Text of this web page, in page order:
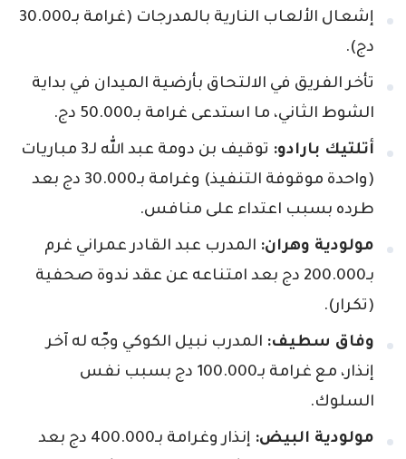
إشعال الألعاب النارية بالمدرجات (غرامة بـ30.000
دج).
تأخر الفريق في الالتحاق بأرضية الميدان في بداية
الشوط الثاني، ما استدعى غرامة بـ50.000 دج.
أتلتيك بارادو:
توقيف بن دومة عبد الله لـ3 مباريات
(واحدة موقوفة التنفيذ) وغرامة بـ30.000 دج بعد
طرده بسبب اعتداء على منافس.
مولودية وهران: المدرب عبد القادر عمراني غرم
بـ200.000 دج بعد امتناعه عن عقد ندوة صحفية
(تكرار).
وفاق سطيف: المدرب نبيل الكوكي وجّه له آخر
إنذار، مع غرامة بـ100.000 دج بسبب نفس
السلوك.
مولودية البيض:
إنذار وغرامة بـ400.000 دج بعد